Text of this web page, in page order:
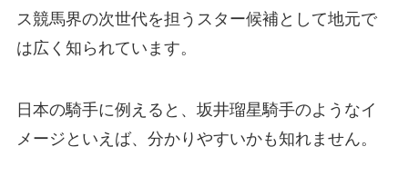
ス競馬界の次世代を担うスター候補として地元で
は広く知られています。
日本の騎手に例えると、坂井瑠星騎手のようなイ
メージといえば、分かりやすいかも知れません。